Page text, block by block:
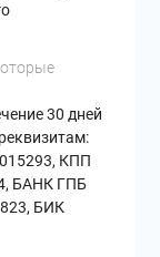
30 дней
КПП
БАНК ГПБ
БИК